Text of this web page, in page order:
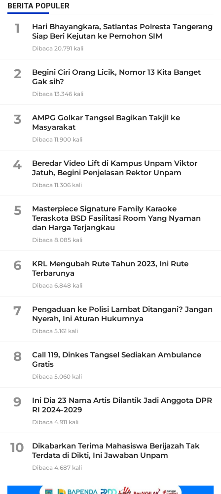
BERITA POPULER
1
Hari Bhayangkara, Satlantas Polresta Tangerang
Siap Beri Kejutan ke Pemohon SIM
Dibaca 20.791 kali
2
Begini Ciri Orang Licik, Nomor 13 Kita Banget
Gak sih?
Dibaca 13.346 kali
3
AMPG Golkar Tangsel Bagikan Takjil ke
Masyarakat
Dibaca 11.900 kali
4
Beredar Video Lift di Kampus Unpam Viktor
Jatuh, Begini Penjelasan Rektor Unpam
Dibaca 11.306 kali
5
Masterpiece Signature Family Karaoke
Teraskota BSD Fasilitasi Room Yang Nyaman
dan Harga Terjangkau
Dibaca 8.085 kali
6
KRL Mengubah Rute Tahun 2023, Ini Rute
Terbarunya
Dibaca 6.848 kali
7
Pengaduan ke Polisi Lambat Ditangani? Jangan
Nyerah, Ini Aturan Hukumnya
Dibaca 5.161 kali
8
Call 119, Dinkes Tangsel Sediakan Ambulance
Gratis
Dibaca 5.060 kali
9
Ini Dia 23 Nama Artis Dilantik Jadi Anggota DPR
RI 2024-2029
Dibaca 4.911 kali
10
Dikabarkan Terima Mahasiswa Berijazah Tak
Terdata di Dikti, Ini Jawaban Unpam
Dibaca 4.687 kali